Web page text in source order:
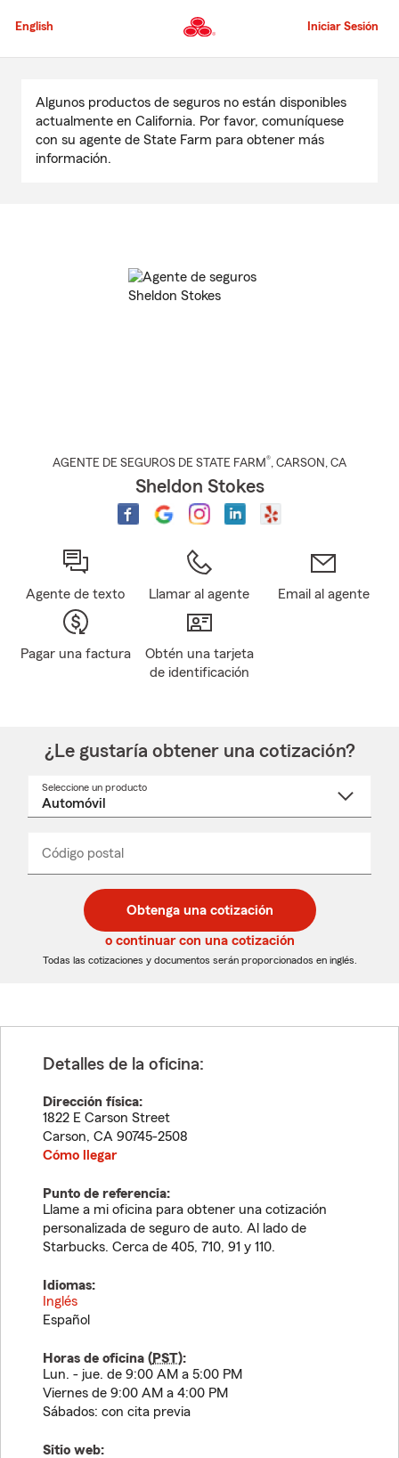
al
principal
English Iniciar Sesión
contenido
principal
Algunos productos de seguros no están disponibles
actualmente en California. Por favor, comuníquese
con su agente de State Farm para obtener más
información.
AGENTE DE SEGUROS DE STATE FARM®, CARSON , CA
Sheldon Stokes
Agente de texto Llamar al agente Email al agente
Pagar una factura
Obtén una tarjeta
de identificación
¿Le gustaría obtener una cotización?
Seleccione un producto
desplegable
Código postal
de
5
dígitos
de
5
dígitos
_____
Obtenga una cotización
o continuar con una cotización
Todas las cotizaciones y documentos serán proporcionados en inglés.
Detalles de la oficina:
Dirección física:
1822 E Carson Street
Carson, CA 90745-2508
Cómo llegar
Punto de referencia:
Llame a mi oficina para obtener una cotización
personalizada de seguro de auto. Al lado de
Starbucks. Cerca de 405, 710, 91 y 110.
Idiomas:
Inglés
Español
Horas de oficina (PST):
Lun. - jue. de 9:00 AM a 5:00 PM
Viernes de 9:00 AM a 4:00 PM
Sábados: con cita previa
Sitio web: